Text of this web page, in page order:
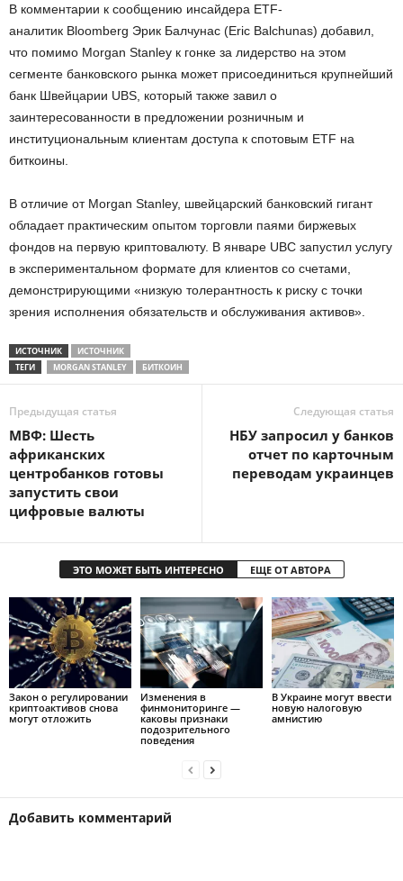
В комментарии к сообщению инсайдера ETF-
аналитик Bloomberg Эрик Балчунас (Eric Balchunas) добавил,
что помимо Morgan Stanley к гонке за лидерство на этом
сегменте банковского рынка может присоединиться крупнейший
банк Швейцарии UBS, который также завил о
заинтересованности в предложении розничным и
институциональным клиентам доступа к спотовым ETF на
биткоины.
В отличие от Morgan Stanley, швейцарский банковский гигант
обладает практическим опытом торговли паями биржевых
фондов на первую криптовалюту. В январе UBC запустил услугу
в экспериментальном формате для клиентов со счетами,
демонстрирующими «низкую толерантность к риску с точки
зрения исполнения обязательств и обслуживания активов».
ИСТОЧНИК
ИСТОЧНИК
ТЕГИ
MORGAN STANLEY БИТКОИН
Предыдущая статья
МВФ: Шесть
африканских
центробанков готовы
запустить свои
цифровые валюты
Следующая статья
НБУ запросил у банков
отчет по карточным
переводам украинцев
ЭТО МОЖЕТ БЫТЬ ИНТЕРЕСНО ЕЩЕ ОТ АВТОРА
Закон о регулировании
криптоактивов снова
могут отложить
Изменения в
финмониторинге —
каковы признаки
подозрительного
поведения
В Украине могут ввести
новую налоговую
амнистию
Добавить комментарий